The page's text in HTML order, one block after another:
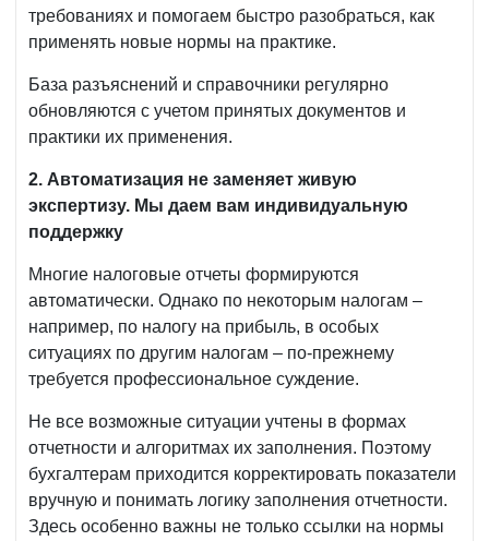
требованиях и помогаем быстро разобраться, как
применять новые нормы на практике.
База разъяснений и справочники регулярно
обновляются с учетом принятых документов и
практики их применения.
2. Автоматизация не заменяет живую
экспертизу. Мы даем вам индивидуальную
поддержку
Многие налоговые отчеты формируются
автоматически. Однако по некоторым налогам –
например, по налогу на прибыль, в особых
ситуациях по другим налогам – по-прежнему
требуется профессиональное суждение.
Не все возможные ситуации учтены в формах
отчетности и алгоритмах их заполнения. Поэтому
бухгалтерам приходится корректировать показатели
вручную и понимать логику заполнения отчетности.
Здесь особенно важны не только ссылки на нормы